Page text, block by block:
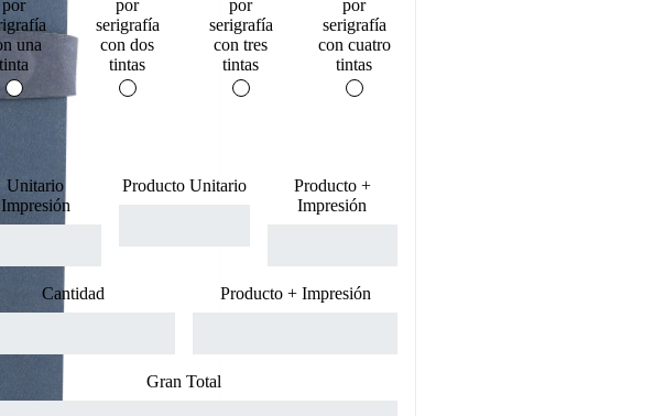
Unitario
Impresión
Producto Unitario
Producto +
Impresión
Cantidad Producto + Impresión
Gran Total